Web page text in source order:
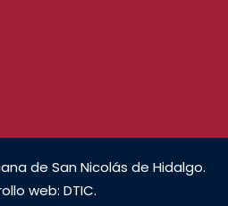
de San Nicolás de Hidalgo.
web: DTIC.